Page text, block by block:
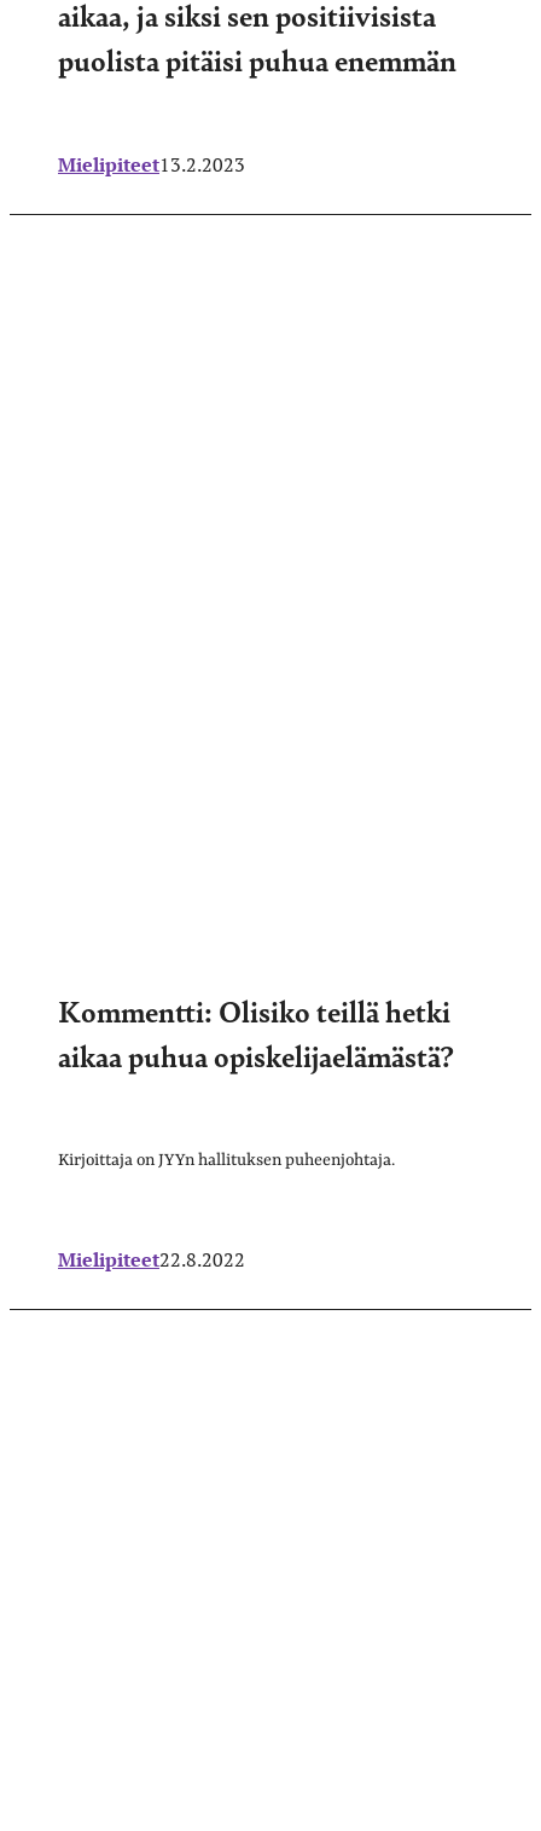
aikaa, ja siksi sen positiivisista
puolista pitäisi puhua enemmän
Mielipiteet13.2.2023
Kommentti: Olisiko teillä hetki
aikaa puhua opiskelijaelämästä?
Kirjoittaja on JYYn hallituksen puheenjohtaja.
Mielipiteet22.8.2022